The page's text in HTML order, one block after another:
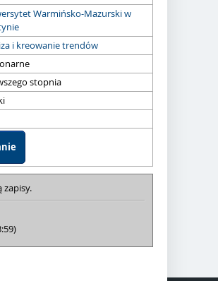
Warmińsko-Mazurski w
i kreowanie trendów
stopnia
zapisy.